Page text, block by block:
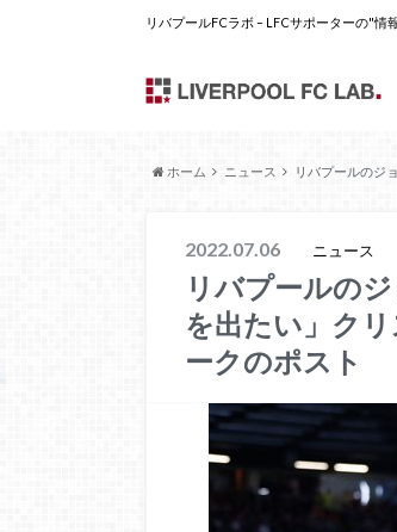
リバプールFCラボ – LFCサポーターの"
ホーム ニュース リバプールのジ
2022.07.06 ニュース
リバプールの
を出たい」ク
ークのポスト